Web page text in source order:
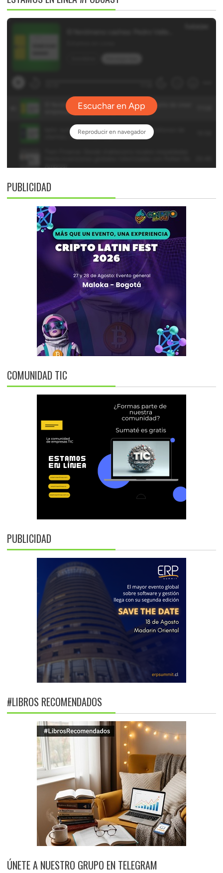
PUBLICIDAD
COMUNIDAD TIC
PUBLICIDAD
#LIBROS RECOMENDADOS
ÚNETE A NUESTRO GRUPO EN TELEGRAM